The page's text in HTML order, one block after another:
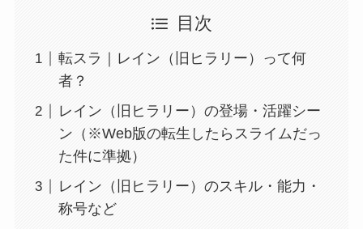
目次
転スラ｜レイン（旧ヒラリー）って何
者？
レイン（旧ヒラリー）の登場・活躍シー
ン（※Web版の転生したらスライムだっ
た件に準拠）
レイン（旧ヒラリー）のスキル・能力・
称号など